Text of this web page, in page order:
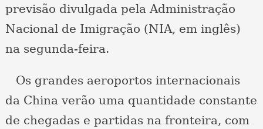
previsão divulgada pela Administração
Nacional de Imigração (NIA, em inglês)
na segunda-feira.
Os grandes aeroportos internacionais
da China verão uma quantidade constante
de chegadas e partidas na fronteira, com